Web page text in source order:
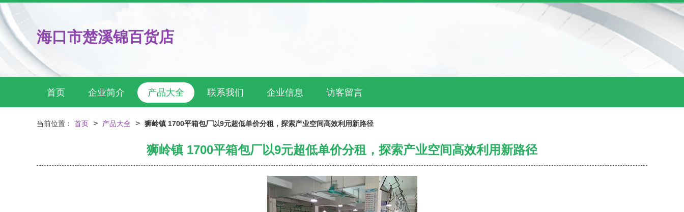
海口市楚溪锦百货店
首页 企业简介 产品大全 联系我们 企业信息 访客留言
当前位置： 首页 > 产品大全 > 狮岭镇 1700平箱包厂以9元超低单价分租，探索产业空间高效利用新路径
狮岭镇 1700平箱包厂以9元超低单价分租，探索产业空间高效利用新路径